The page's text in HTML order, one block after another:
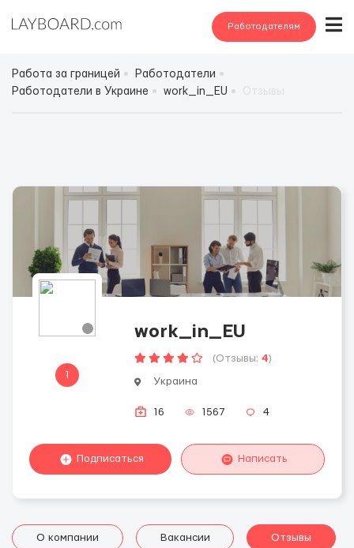
Работодателям
Работа за границей
Работодатели
Работодатели в Украине
work_in_EU
1
work_in_EU
(Отзывы: 4)
Украина
16 1567 4
Подписаться Написать
О компании Вакансии Отзывы